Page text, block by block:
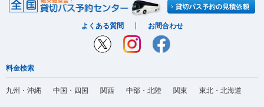
よくある質問 お問合わせ
料金検索
九州・沖縄 中国・四国 関西 中部・北陸 関東 東北・北海道